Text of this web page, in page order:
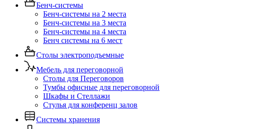
Бенч-системы
Бенч-системы на 2 места
Бенч-системы на 3 места
Бенч-системы на 4 места
Бенч системы на 6 мест
Столы электроподъемные
Мебель для переговорной
Столы для Переговоров
Тумбы офисные для переговорной
Шкафы и Стеллажи
Стулья для конференц залов
Системы хранения